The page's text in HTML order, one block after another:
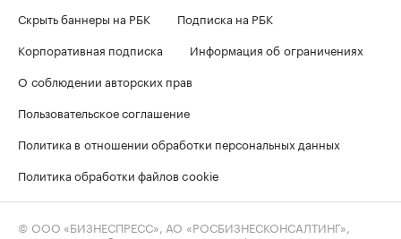
Скрыть баннеры на РБК
Подписка на РБК
Корпоративная подписка
Информация об ограничениях
О соблюдении авторских прав
Пользовательское соглашение
Политика в отношении обработки персональных данных
Политика обработки файлов cookie
© ООО «БИЗНЕСПРЕСС», АО «РОСБИЗНЕСКОНСАЛТИНГ»,